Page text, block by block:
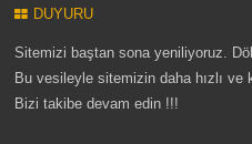
DUYURU
Sitemizi baştan sona yeniliyoruz.
Bu vesileyle sitemizin daha hızlı ve
Bizi takibe devam edin !!!